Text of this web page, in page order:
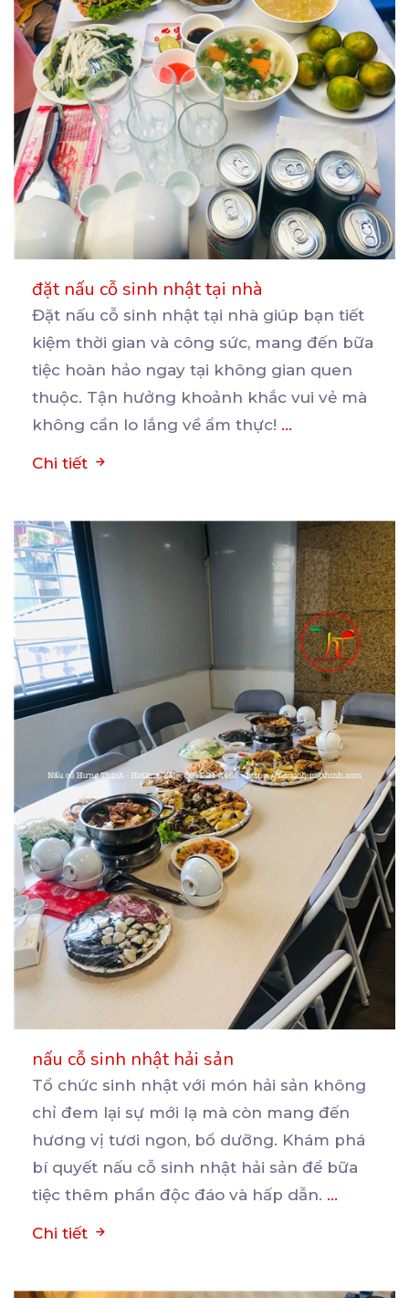
đặt nấu cỗ sinh nhật tại nhà
Đặt nấu cỗ sinh nhật tại nhà giúp bạn tiết
kiệm thời gian và công sức, mang đến bữa
tiệc hoàn hảo ngay tại không gian quen
thuộc. Tận hưởng khoảnh khắc vui vẻ mà
không cần lo lắng về ẩm thực! ...
Chi tiết
nấu cỗ sinh nhật hải sản
Tổ chức sinh nhật với món hải sản không
chỉ đem lại sự mới lạ mà còn mang đến
hương vị tươi ngon, bổ dưỡng. Khám phá
bí quyết nấu cỗ sinh nhật hải sản để bữa
tiệc thêm phần độc đáo và hấp dẫn. ...
Chi tiết